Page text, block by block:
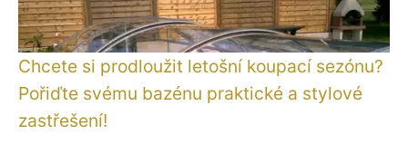
Chcete si prodloužit letošní koupací sezónu?
Pořiďte svému bazénu praktické a stylové
zastřešení!